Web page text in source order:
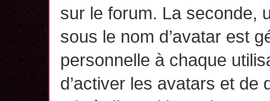
sur le forum. La seconde,
sous le nom d’avatar est
personnelle à chaque
d’activer les avatars et de